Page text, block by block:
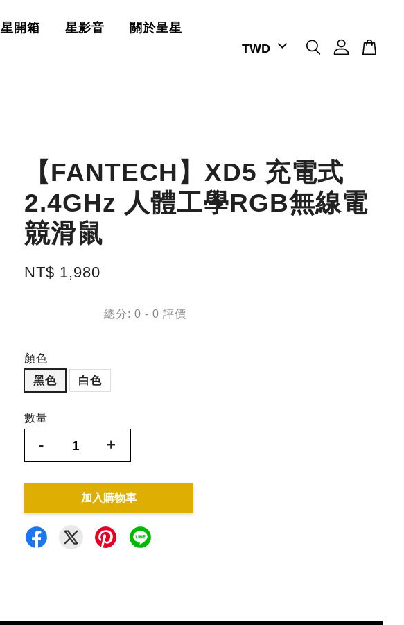
星開箱 星影音 關於呈星
【FANTECH】XD5 充電式
2.4GHz 人體工學RGB無線電
競滑鼠
NT$ 1,980
總分:0 -0 評價
顏色
黑色
白色
數量
- +
加入購物車